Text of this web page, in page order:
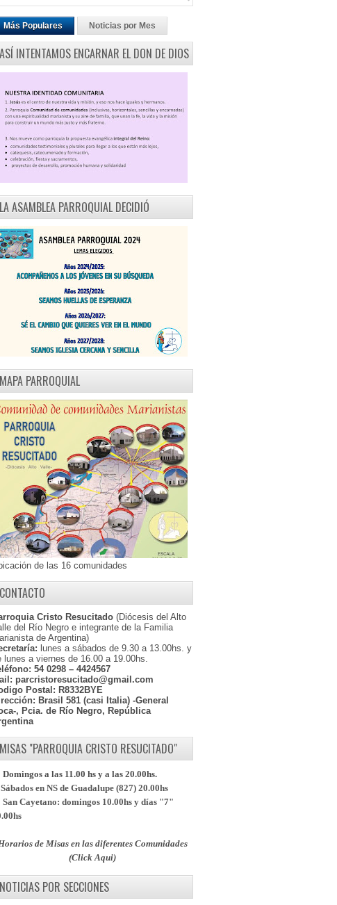
Más Populares Noticias por Mes
ASÍ INTENTAMOS ENCARNAR EL DON DE DIOS
LA ASAMBLEA PARROQUIAL DECIDIÓ
MAPA PARROQUIAL
de las 16 comunidades
CONTACTO
Cristo Resucitado (Diócesis del Alto
del Río Negro e integrante de la Familia
de Argentina)
lunes a sábados de 9.30 a 13.00hs. y
lunes a viernes de 16.00 a 19.00hs.
54 0298 – 4424567
parcristoresucitado@gmail.com
Postal: R8332BYE
Brasil 581 (casi Italia) -General
, Pcia. de Río Negro, República
MISAS "PARROQUIA CRISTO RESUCITADO"
a las 11.00 hs y a las 20.00hs.
en NS de Guadalupe (827) 20.00hs
Cayetano: domingos 10.00hs y días "7"
de Misas en las diferentes Comunidades
(Click Aqui)
NOTICIAS POR SECCIONES